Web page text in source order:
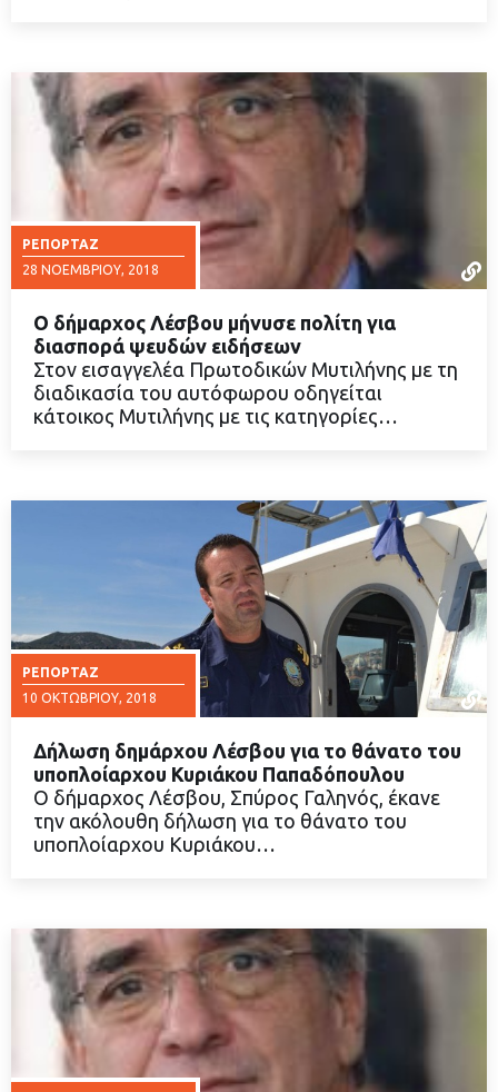
ΡΕΠΟΡΤΆΖ
28 ΝΟΕΜΒΡΊΟΥ, 2018
ΔΙΑΒΑΣΤΕ ΠΕΡΙΣΣΟΤΕΡΑ
Ο δήμαρχος Λέσβου μήνυσε πολίτη για
διασπορά ψευδών ειδήσεων
Στον εισαγγελέα Πρωτοδικών Μυτιλήνης με τη
διαδικασία του αυτόφωρου οδηγείται
κάτοικος Μυτιλήνης με τις κατηγορίες…
ΡΕΠΟΡΤΆΖ
10 ΟΚΤΩΒΡΊΟΥ, 2018
ΔΙΑΒΑΣΤΕ ΠΕΡΙΣΣΟΤΕΡΑ
Δήλωση δημάρχου Λέσβου για το θάνατο του
υποπλοίαρχου Κυριάκου Παπαδόπουλου
Ο δήμαρχος Λέσβου, Σπύρος Γαληνός, έκανε
την ακόλουθη δήλωση για το θάνατο του
υποπλοίαρχου Κυριάκου…